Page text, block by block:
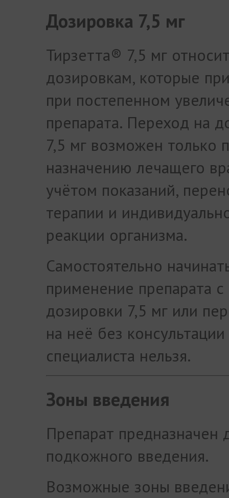
Дозировка 7,5 мг
Тирзетта® 7,5 мг
дозировкам, которые
при постепенном
препарата. Переход на
7,5 мг возможен только
назначению лечащего
учётом показаний,
терапии и
реакции организма.
Самостоятельно
применение препарата с
дозировки 7,5 мг или
на неё без консультации
специалиста нельзя.
Зоны введения
Препарат предназначен
подкожного введения.
Возможные зоны